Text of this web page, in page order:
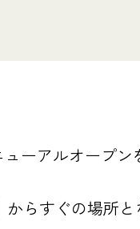
ューアルオープ
らすぐの場所